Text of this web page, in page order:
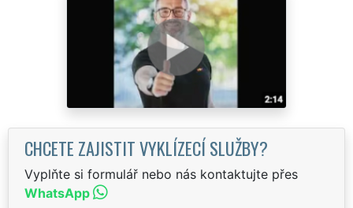
CHCETE ZAJISTIT VYKLÍZECÍ SLUŽBY?
Vyplňte si formulář nebo nás kontaktujte přes
WhatsApp